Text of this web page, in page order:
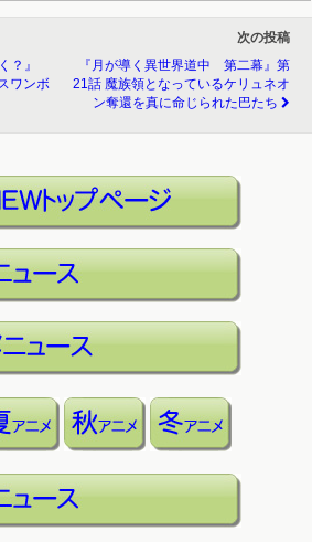
？』
ワンボ
次の投稿
『月が導く異世界道中 第二幕』第
21話 魔族領となっているケリュネオ
ン奪還を真に命じられた巴たち